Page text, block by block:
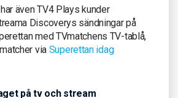
även TV4 Plays kunder
Discoverys sändningar på
med TVmatchens TV-tablå,
via Superettan idag
på tv och stream